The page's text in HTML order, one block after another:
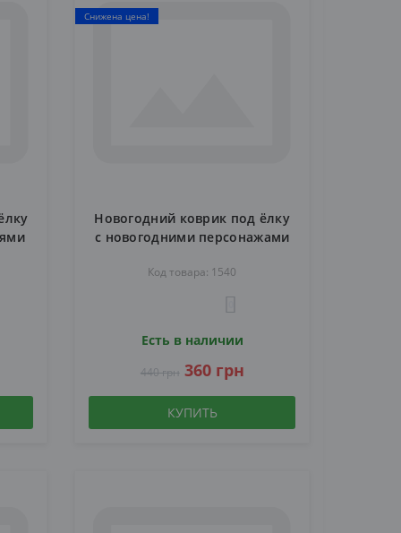
Снижена цена!
Новогодний коврик под ёлку
c новогодними персонажами
Код товара: 1540
Есть в наличии
440 грн 360 грн
КУПИТЬ